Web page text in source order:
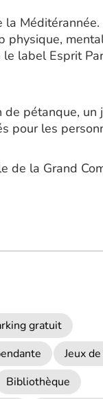
la
physique,
label Esprit
pétanque, un
pour les
de la Grand
gratuit
Jeux
Bibliothèque